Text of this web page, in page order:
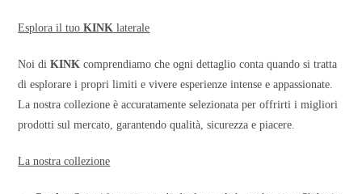
Esplora il tuoKINK laterale
Noi diKINK comprendiamo che ogni dettaglio conta quando si tratta
di esplorare i propri limiti e vivere esperienze intense e appassionate.
La nostra collezione è accuratamente selezionata per offrirti i migliori
prodotti sul mercato, garantendo qualità, sicurezza e piacere.
La nostra collezione